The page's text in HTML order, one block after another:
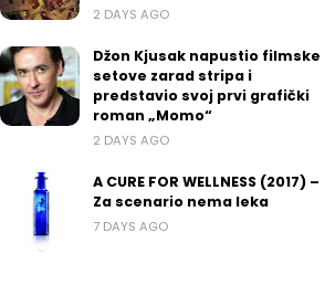
2 DAYS AGO
Džon Kjusak napustio filmske
setove zarad stripa i
predstavio svoj prvi grafički
roman „Momo“
2 DAYS AGO
A CURE FOR WELLNESS (2017) –
Za scenario nema leka
7 DAYS AGO